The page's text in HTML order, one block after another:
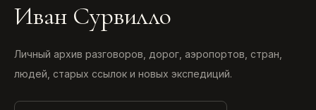
Иван Сурвилло
Личный архив разговоров, дорог, аэропортов, стран,
людей, старых ссылок и новых экспедиций.